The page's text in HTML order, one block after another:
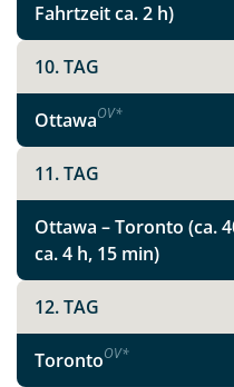
Fahrtzeit ca. 2 h)
10. TAG
OttawaOV*
11. TAG
Ottawa – Toronto (ca.
ca. 4 h, 15 min)
12. TAG
TorontoOV*